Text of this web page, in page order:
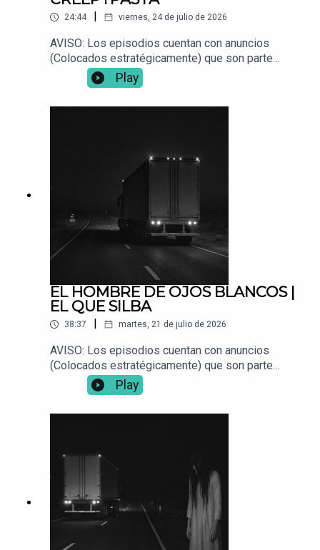
24:44 viernes, 24 de julio de 2026
AVISO: Los episodios cuentan con anuncios
(Colocados estratégicamente) que son parte
fundamental para que este proyecto siga en pie.
📌 ¿Tienes una experiencia paranormal? Envíala a:
Vocesdelabismo@gmail.com🎧 Para mejor
Play
EL HOMBRE DE OJOS BLANCOS |
EL QUE SILBA
38:37 martes, 21 de julio de 2026
AVISO: Los episodios cuentan con anuncios
(Colocados estratégicamente) que son parte
fundamental para que este proyecto siga en pie.
📌 ¿Tienes una experiencia paranormal? Envíala a:
Vocesdelabismo@gmail.com
Play